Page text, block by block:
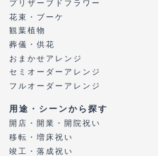
プリザーブドフラワー
花束・ブーケ
観葉植物
葬儀・供花
おまかせアレンジ
セミオーダーアレンジ
フルオーダーアレンジ
用途・シーンから探す
開店・開業・開院祝い
移転・増床祝い
竣工・落成祝い